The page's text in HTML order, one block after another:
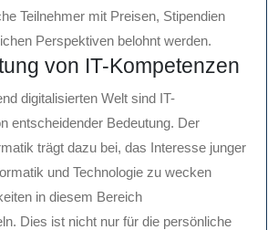
Teilnehmer mit Preisen, Stipendien
Perspektiven belohnt werden.
von IT-Kompetenzen
digitalisierten Welt sind IT-
entscheidender Bedeutung. Der
trägt dazu bei, das Interesse junger
und Technologie zu wecken
in diesem Bereich
Dies ist nicht nur für die persönliche